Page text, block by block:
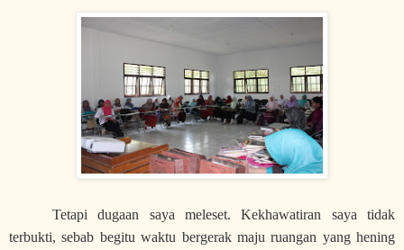
Tetapi dugaan saya meleset. Kekhawatiran saya tidak
terbukti, sebab begitu waktu bergerak maju ruangan yang hening